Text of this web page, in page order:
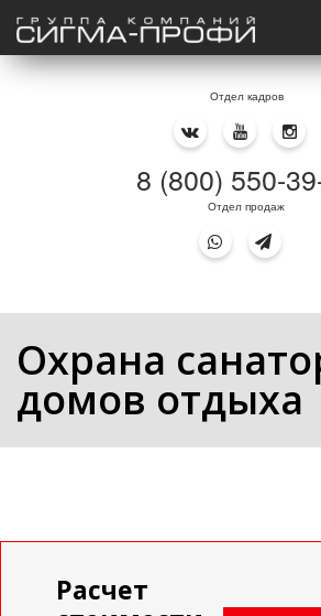
Отдел кадров
8 (800) 550-
Отдел продаж
Охрана
домов отдыха
Расчет